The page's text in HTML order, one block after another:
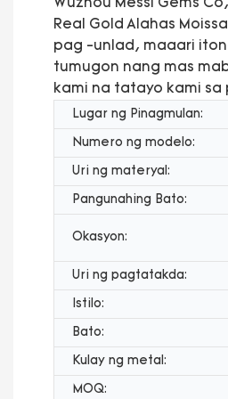
Wuzhou Messi Gems
Real Gold Alahas
pag -unlad, maaari
tumugon nang mas
kami na tatayo kami
Lugar ng Pinagmulan:
Numero ng modelo:
Uri ng materyal:
Pangunahing Bato:
Okasyon:
Uri ng pagtatakda:
Istilo:
Bato:
Kulay ng metal:
MOQ: